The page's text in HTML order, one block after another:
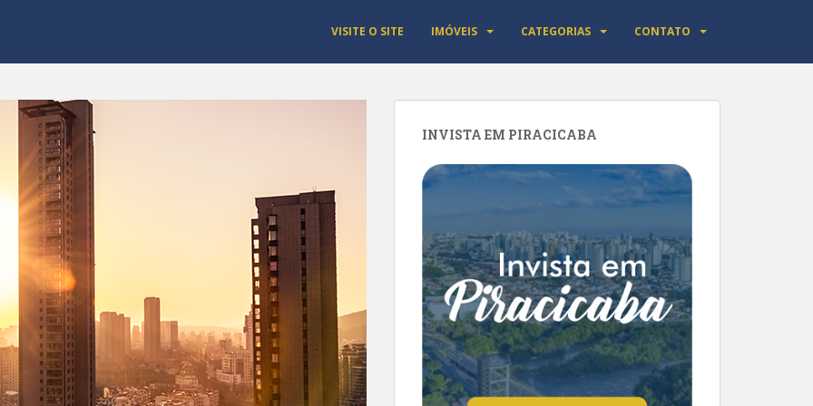
VISITE O SITE IMÓVEIS CATEGORIAS CONTATO
INVISTA EM PIRACICABA